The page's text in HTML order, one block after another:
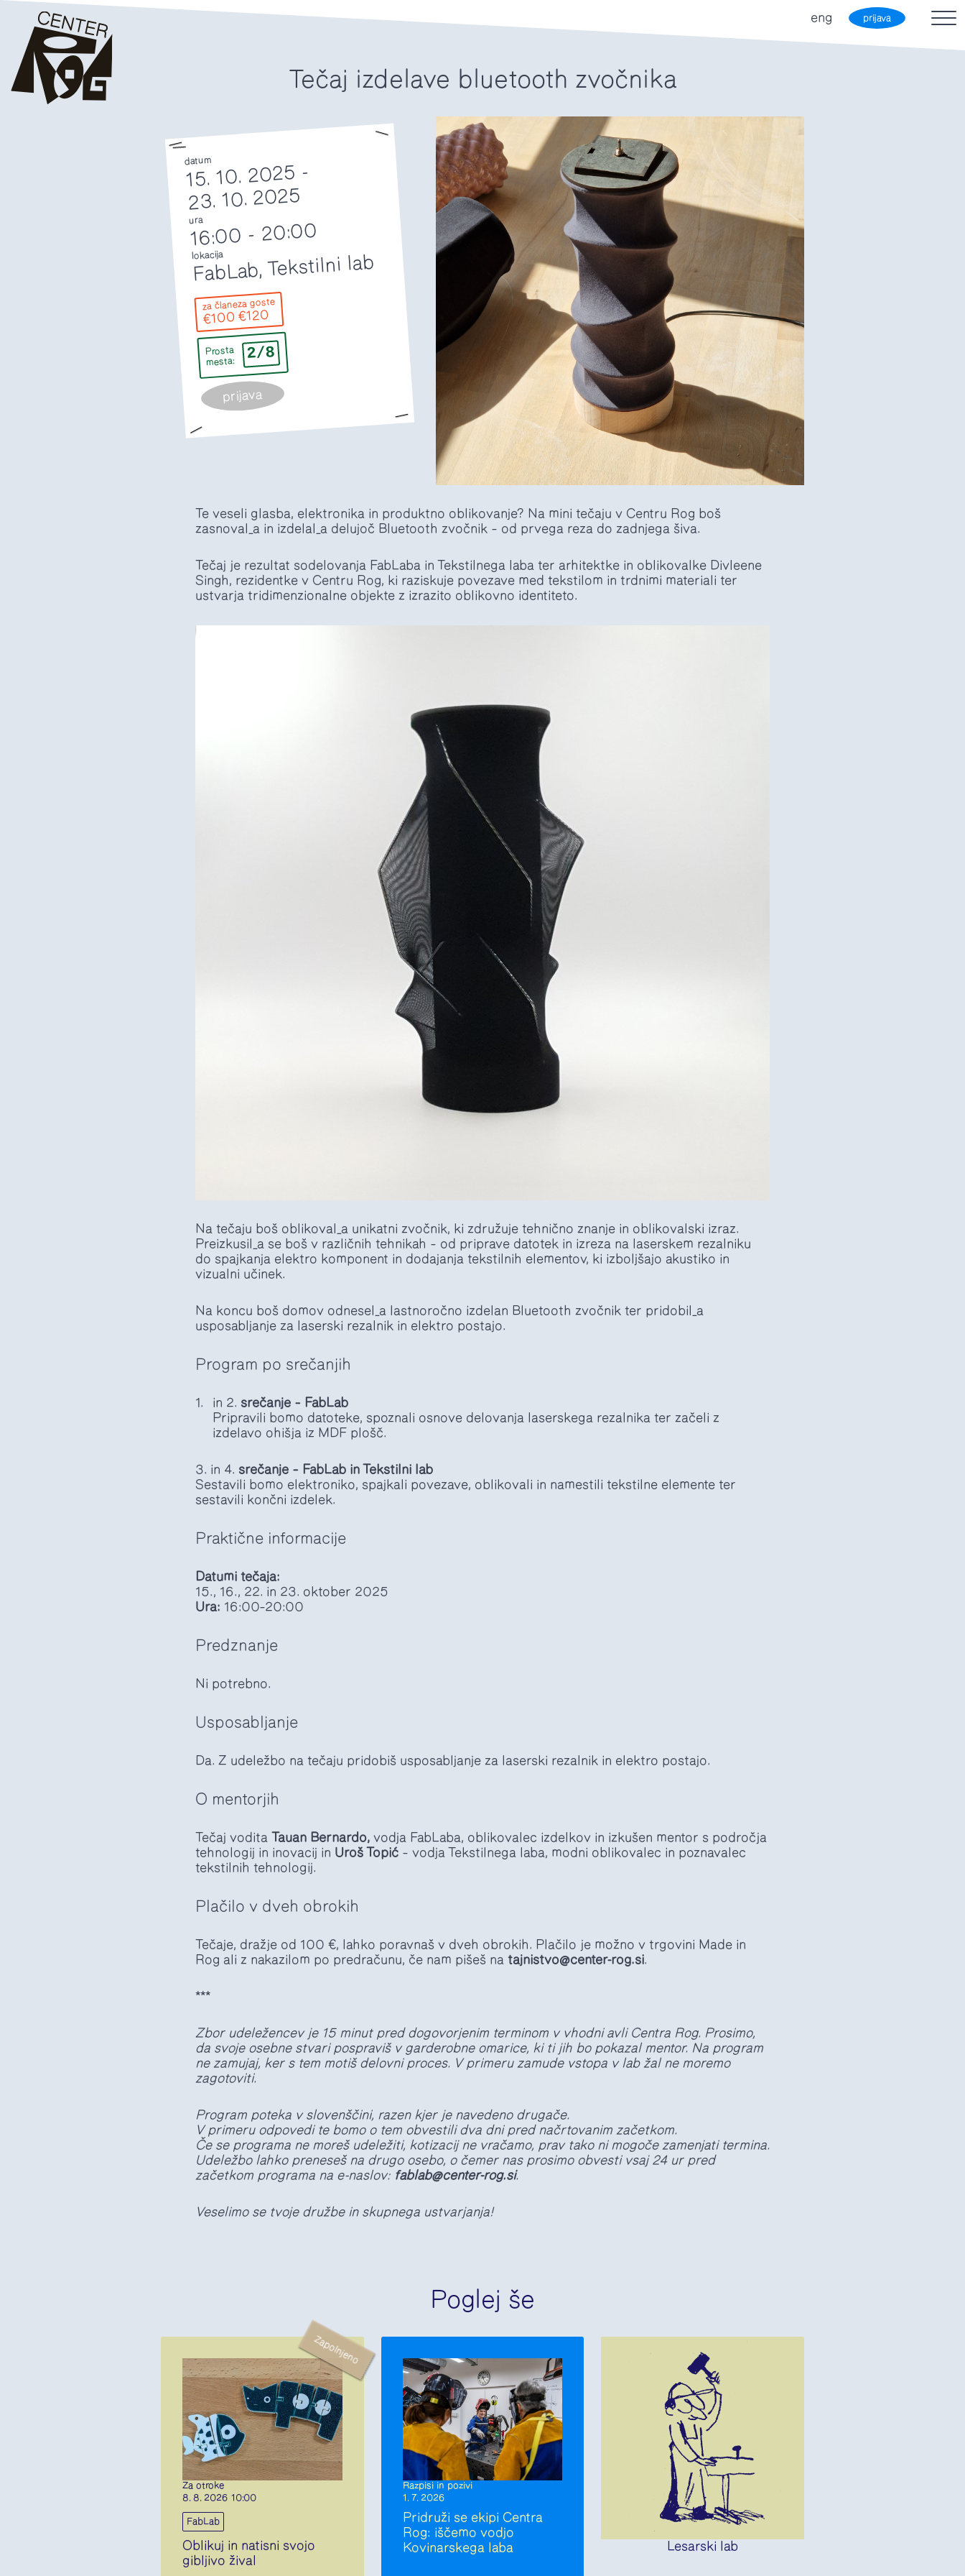
eng prijava
Tečaj izdelave bluetooth zvočnika
datum
15. 10. 2025 -
23. 10. 2025
ura
16:00 - 20:00
lokacija
FabLab, Tekstilni lab
za člane
€100
za goste
€120
Prosta
mesta: 2/8
prijava
Te veseli glasba, elektronika in produktno oblikovanje? Na mini tečaju v Centru Rog boš
zasnoval_a in izdelal_a delujoč Bluetooth zvočnik – od prvega reza do zadnjega šiva.
Tečaj je rezultat sodelovanja FabLaba in Tekstilnega laba ter arhitektke in oblikovalke Divleene
Singh, rezidentke v Centru Rog, ki raziskuje povezave med tekstilom in trdnimi materiali ter
ustvarja tridimenzionalne objekte z izrazito oblikovno identiteto.
Na tečaju boš oblikoval_a unikatni zvočnik, ki združuje tehnično znanje in oblikovalski izraz.
Preizkusil_a se boš v različnih tehnikah – od priprave datotek in izreza na laserskem rezalniku
do spajkanja elektro komponent in dodajanja tekstilnih elementov, ki izboljšajo akustiko in
vizualni učinek.
Na koncu boš domov odnesel_a lastnoročno izdelan Bluetooth zvočnik ter pridobil_a
usposabljanje za laserski rezalnik in elektro postajo.
Program po srečanjih
in 2. srečanje – FabLab
Pripravili bomo datoteke, spoznali osnove delovanja laserskega rezalnika ter začeli z
izdelavo ohišja iz MDF plošč.
3. in 4. srečanje – FabLab in Tekstilni lab
Sestavili bomo elektroniko, spajkali povezave, oblikovali in namestili tekstilne elemente ter
sestavili končni izdelek.
Praktične informacije
Datumi tečaja:
15., 16., 22. in 23. oktober 2025
Ura: 16:00–20:00
Predznanje
Ni potrebno.
Usposabljanje
Da. Z udeležbo na tečaju pridobiš usposabljanje za laserski rezalnik in elektro postajo.
O mentorjih
Tečaj vodita Tauan Bernardo, vodja FabLaba, oblikovalec izdelkov in izkušen mentor s področja
tehnologij in inovacij in Uroš Topić – vodja Tekstilnega laba, modni oblikovalec in poznavalec
tekstilnih tehnologij.
Plačilo v dveh obrokih
Tečaje, dražje od 100 €, lahko poravnaš v dveh obrokih. Plačilo je možno v trgovini Made in
Rog ali z nakazilom po predračunu, če nam pišeš na tajnistvo@center-rog.si.
***
Zbor udeležencev je 15 minut pred dogovorjenim terminom v vhodni avli Centra Rog. Prosimo,
da svoje osebne stvari pospraviš v garderobne omarice, ki ti jih bo pokazal mentor. Na program
ne zamujaj, ker s tem motiš delovni proces. V primeru zamude vstopa v lab žal ne moremo
zagotoviti.
Program poteka v slovenščini, razen kjer je navedeno drugače.
V primeru odpovedi te bomo o tem obvestili dva dni pred načrtovanim začetkom.
Če se programa ne moreš udeležiti, kotizacij ne vračamo, prav tako ni mogoče zamenjati termina.
Udeležbo lahko preneseš na drugo osebo, o čemer nas prosimo obvesti vsaj 24 ur pred
začetkom programa na e-naslov: fablab@center-rog.si.
Veselimo se tvoje družbe in skupnega ustvarjanja!
Poglej še
Za otroke
8. 8. 2026 10:00
FabLab
Oblikuj in natisni svojo
gibljivo žival
Zapolnjeno
Razpisi in pozivi
1. 7. 2026
Pridruži se ekipi Centra
Rog: iščemo vodjo
Kovinarskega laba
Lesarski lab